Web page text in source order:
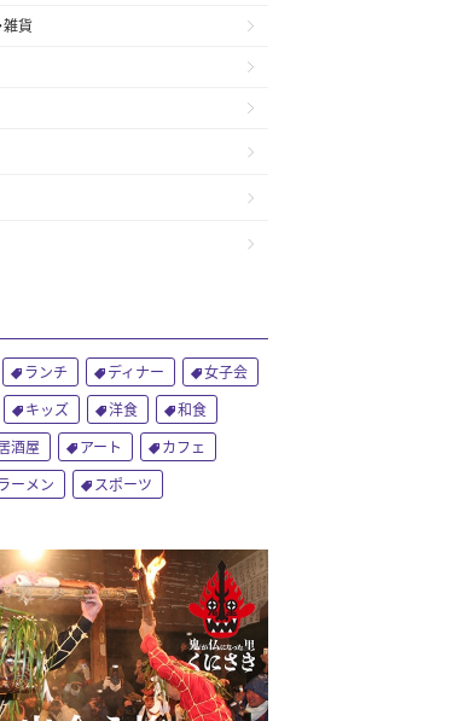
雑貨
ランチ ディナー
女子会
キッズ 洋食
和食
酒屋 アート
カフェ
ーメン スポーツ